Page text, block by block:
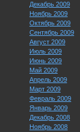
Декабрь 2009
Ноябрь 2009
Октябрь 2009
Сентябрь 2009
Август 2009
Июль 2009
Июнь 2009
Май 2009
Апрель 2009
Март 2009
Февраль 2009
Январь 2009
Декабрь 2008
Ноябрь 2008